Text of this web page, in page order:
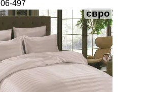
06-497
євро